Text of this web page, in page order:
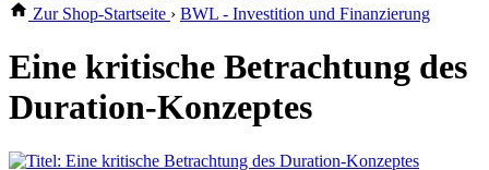
Zur Shop-Startseite › BWL - Investition und Finanzierung
Eine kritische Betrachtung des
Duration-Konzeptes